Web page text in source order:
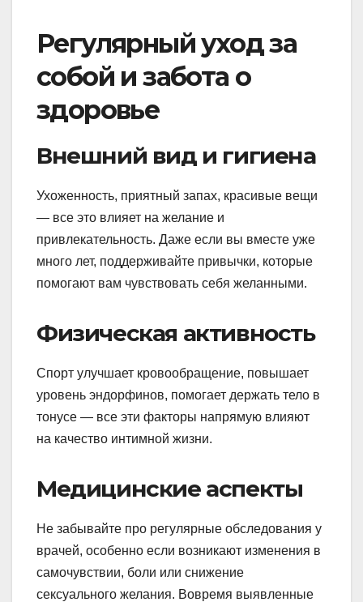
Регулярный уход за
собой и забота о
здоровье
Внешний вид и гигиена
Ухоженность, приятный запах, красивые вещи
— все это влияет на желание и
привлекательность. Даже если вы вместе уже
много лет, поддерживайте привычки, которые
помогают вам чувствовать себя желанными.
Физическая активность
Спорт улучшает кровообращение, повышает
уровень эндорфинов, помогает держать тело в
тонусе — все эти факторы напрямую влияют
на качество интимной жизни.
Медицинские аспекты
Не забывайте про регулярные обследования у
врачей, особенно если возникают изменения в
самочувствии, боли или снижение
сексуального желания. Вовремя выявленные